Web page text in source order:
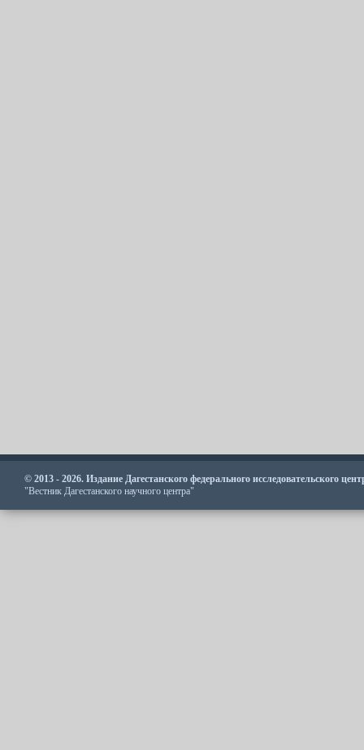
© 2013 - 2026. Издание Дагестанского федерального исследовательского
"Вестник Дагестанского научного центра"